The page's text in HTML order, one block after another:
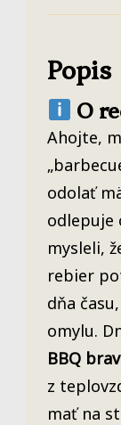
Popis
O
Ahojte,
odolať
odlepuje
mysleli,
rebier
dňa
omylu.
BBQ
z
mať na